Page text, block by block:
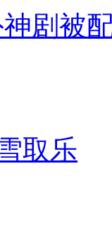
剧被
取乐